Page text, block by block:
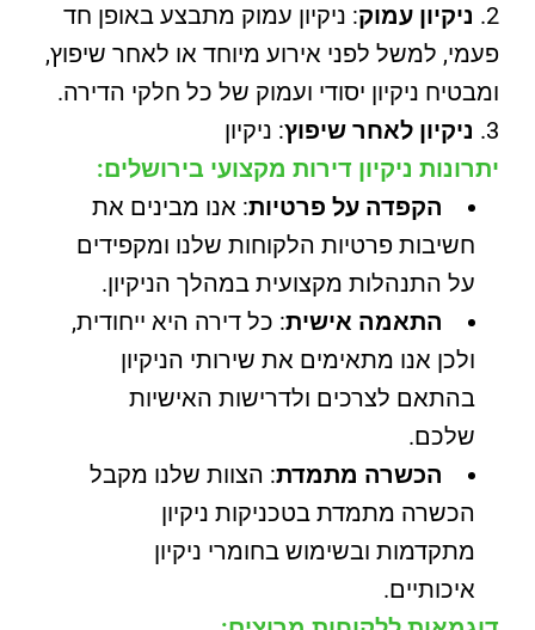
ניקיון עמוק: ניקיון עמוק מתבצע באופן חד
פעמי, למשל לפני אירוע מיוחד או לאחר שיפוץ,
ומבטיח ניקיון יסודי ועמוק של כל חלקי הדירה.
ניקיון לאחר שיפוץ: ניקיון
יתרונות ניקיון דירות מקצועי בירושלים:
הקפדה על פרטיות: אנו מבינים את
חשיבות פרטיות הלקוחות שלנו ומקפידים
על התנהלות מקצועית במהלך הניקיון.
התאמה אישית: כל דירה היא ייחודית,
ולכן אנו מתאימים את שירותי הניקיון
בהתאם לצרכים ולדרישות האישיות
שלכם.
הכשרה מתמדת: הצוות שלנו מקבל
הכשרה מתמדת בטכניקות ניקיון
מתקדמות ובשימוש בחומרי ניקיון
איכותיים.